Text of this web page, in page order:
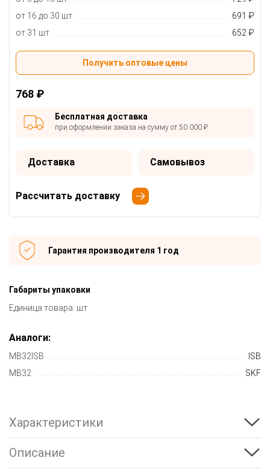
от 16 до 30 шт
691 ₽
от 31 шт
652 ₽
Получить оптовые цены
768 ₽
Бесплатная доставка
при оформлении заказа на сумму от 50 000 ₽
Доставка Самовывоз
Рассчитать доставку
Гарантия производителя 1 год
Габариты упаковки
Единица товара: шт
Аналоги:
MB32ISB
ISB
MB32
SKF
Характеристики
Описание